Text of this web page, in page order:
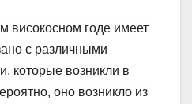
високосном годе имеет
с различными
которые возникли в
оно возникло из